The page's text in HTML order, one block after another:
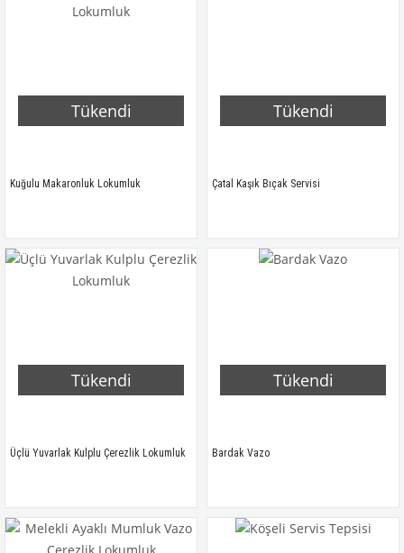
Tükendi
Kuğulu Makaronluk Lokumluk
Tükendi
Çatal Kaşık Bıçak Servisi
Tükendi
Üçlü Yuvarlak Kulplu Çerezlik Lokumluk
Tükendi
Bardak Vazo